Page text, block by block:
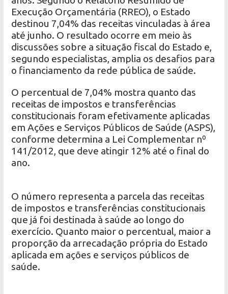
Execução Orçamentária (RREO), o Estado
destinou 7,04% das receitas vinculadas à área
até junho. O resultado ocorre em meio às
discussões sobre a situação fiscal do Estado e,
segundo especialistas, amplia os desafios para
o financiamento da rede pública de saúde.
O percentual de 7,04% mostra quanto das
receitas de impostos e transferências
constitucionais foram efetivamente aplicadas
em Ações e Serviços Públicos de Saúde (ASPS),
conforme determina a Lei Complementar nº
141/2012, que deve atingir 12% até o final do
ano.
O número representa a parcela das receitas
de impostos e transferências constitucionais
que já foi destinada à saúde ao longo do
exercício. Quanto maior o percentual, maior a
proporção da arrecadação própria do Estado
aplicada em ações e serviços públicos de
saúde.